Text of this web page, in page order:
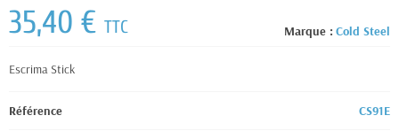
Marque : Cold Steel
35,40 € TTC
Escrima Stick
Référence CS91E